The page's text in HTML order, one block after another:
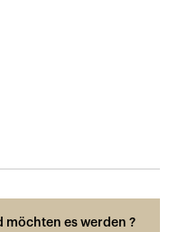
möchten es werden ?